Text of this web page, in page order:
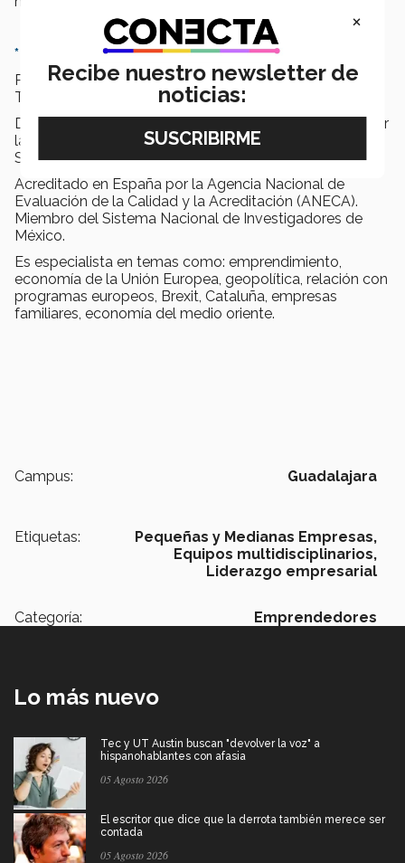
* José Manuel Saiz Álvarez
Profesor investigador de laEGADE Business Schooldel
Tecnológico de Monterrey.
Doctorado en Ciencias Económicas y Empresariales por
la Universidad Autónoma de Madrid y Doctorado en
Sociología por la Universidad Pontificia de Salamanca.
Acreditado en España por la Agencia Nacional de
Evaluación de la Calidad y la Acreditación (ANECA).
Miembro del Sistema Nacional de Investigadores de
México.
Es especialista en temas como: emprendimiento,
economía de la Unión Europea, geopolítica, relación con
programas europeos, Brexit, Cataluña, empresas
familiares, economía del medio oriente.
Campus: Guadalajara
Etiquetas:
Pequeñas y Medianas Empresas,
Equipos multidisciplinarios,
Liderazgo empresarial
Categoría: Emprendedores
Lo más nuevo
Tec y UT Austin buscan "devolver la voz" a
hispanohablantes con afasia
05 Agosto 2026
El escritor que dice que la derrota también merece ser
contada
05 Agosto 2026
×
Recibe nuestro newsletter de
noticias: